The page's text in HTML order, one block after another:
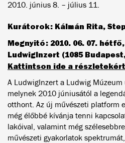
2010. június 8. – július 11.
Kurátorok: Kálmán Rita,
Megnyitó: 2010. 06. 07.
LudwigInzert (1085
Kattintson ide a
A LudwigInzert a Ludwig
melynek 2010 júniusától a
otthont. Az új művészeti platform
még élőbbé kívánja tenni
lakóival, valamint még
művészeti gyakorlatok